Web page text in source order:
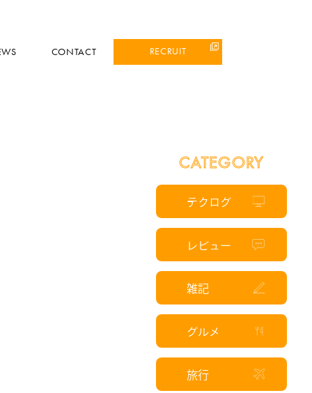
CONTACT RECRUIT
CATEGORY
テクログ
レビュー
雑記
グルメ
旅行